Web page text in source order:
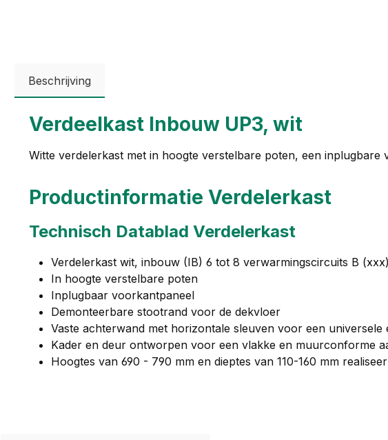
Beschrijving
Verdeelkast Inbouw UP3, wit
Witte verdelerkast met in hoogte verstelbare poten, een
Productinformatie Verdelerkast
Technisch Datablad Verdelerkast
Verdelerkast wit, inbouw (IB) 6 tot 8 verwarmingscircuits B
In hoogte verstelbare poten
Inplugbaar voorkantpaneel
Demonteerbare stootrand voor de dekvloer
Vaste achterwand met horizontale sleuven voor een universele
Kader en deur ontworpen voor een vlakke en muurconforme
Hoogtes van 690 - 790 mm en dieptes van 110-160 mm